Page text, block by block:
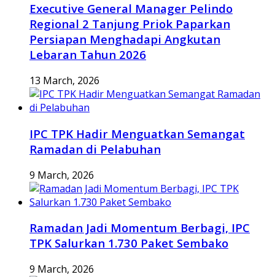
Executive General Manager Pelindo
Regional 2 Tanjung Priok Paparkan
Persiapan Menghadapi Angkutan
Lebaran Tahun 2026
13 March, 2026
IPC TPK Hadir Menguatkan Semangat
Ramadan di Pelabuhan
9 March, 2026
Ramadan Jadi Momentum Berbagi, IPC
TPK Salurkan 1.730 Paket Sembako
9 March, 2026